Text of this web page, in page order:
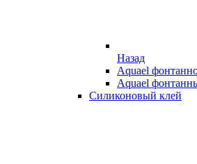
Назад
Aquael
Aquael
Силиконовый клей